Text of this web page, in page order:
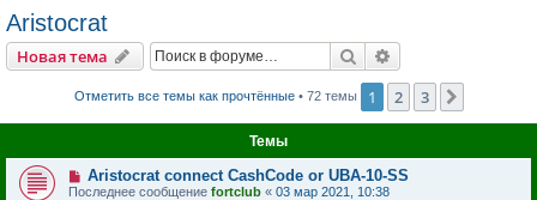
Aristocrat
Новая тема Поиск
Отметить все темы как прочтённые• 72 темы 1 2 3
Темы
Aristocrat connect CashCode or UBA-10-SS
Последнее сообщение fortclub « 03 мар 2021, 10:38